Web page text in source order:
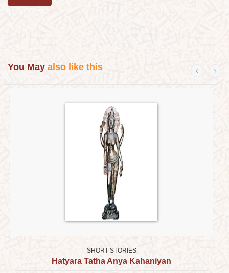
You May also like this
SHORT STORIES
Hatyara Tatha Anya Kahaniyan